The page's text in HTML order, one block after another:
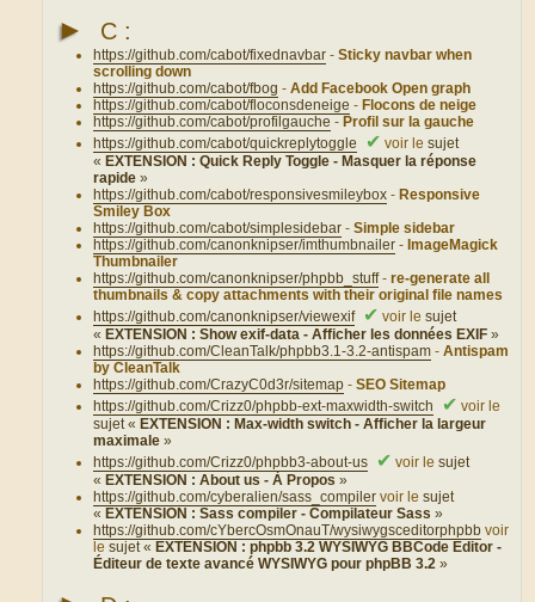
► C :
https://github.com/cabot/fixednavbar -Sticky navbar when
scrolling down
https://github.com/cabot/fbog -Add Facebook Open graph
https://github.com/cabot/floconsdeneige - Flocons de neige
https://github.com/cabot/profilgauche - Profil sur la gauche
https://github.com/cabot/quickreplytoggle
✔ voir lesujet
« EXTENSION : Quick Reply Toggle - Masquer la réponse
rapide»
https://github.com/cabot/responsivesmileybox - Responsive
Smiley Box
https://github.com/cabot/simplesidebar -Simple sidebar
https://github.com/canonknipser/imthumbnailer - ImageMagick
Thumbnailer
https://github.com/canonknipser/phpbb_stuff-re-generate all
thumbnails & copy attachments with their original file names
https://github.com/canonknipser/viewexif
✔ voir lesujet
« EXTENSION : Show exif-data - Afficher les données EXIF»
https://github.com/CleanTalk/phpbb3.1-3.2-antispam -Antispam
by CleanTalk
https://github.com/CrazyC0d3r/sitemap -SEO Sitemap
https://github.com/Crizz0/phpbb-ext-maxwidth-switch
✔ voir le
sujet « EXTENSION : Max-width switch - Afficher la largeur
maximale»
https://github.com/Crizz0/phpbb3-about-us
✔ voir lesujet
« EXTENSION : About us - À Propos»
https://github.com/cyberalien/sass_compiler voir lesujet
« EXTENSION : Sass compiler - Compilateur Sass»
https://github.com/cYbercOsmOnauT/wysiwygsceditorphpbb voir
lesujet « EXTENSION : phpbb 3.2 WYSIWYG BBCode Editor -
Éditeur de texte avancé WYSIWYG pour phpBB 3.2»